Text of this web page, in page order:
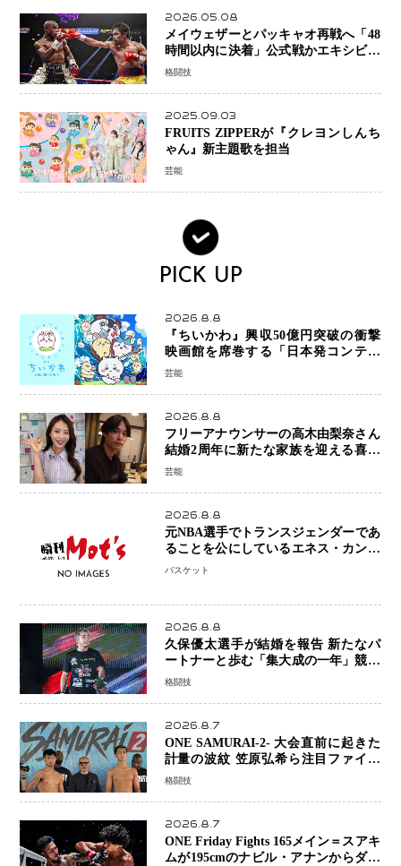
2026.05.08
メイウェザーとパッキャオ再戦へ「48
時間以内に決着」公式戦かエキシビシ
ョンか混迷続く
格闘技
2025.09.03
FRUITS ZIPPERが『クレヨンしんち
ゃん』新主題歌を担当
芸能
PICK UP
2026.8.8
『ちいかわ』興収50億円突破の衝撃
映画館を席巻する「日本発コンテン
ツ」の強さ スパイダーマン、モアナ
芸能
2026.8.8
フリーアナウンサーの高木由梨奈さん
結婚2周年に新たな家族を迎える喜び
を報告 夫・岸田タツヤさんと連名
芸能
2026.8.8
元NBA選手でトランスジェンダーであ
ることを公にしているエネス・カンタ
ーがWNBAドラフト参戦を表明「参加
バスケット
2026.8.8
久保優太選手が結婚を報告 新たなパ
ートナーと歩む「集大成の一年」競技
生活を支える存在に感謝
格闘技
2026.8.7
ONE SAMURAI-2- 大会直前に起きた
計量の波紋 笠原弘希ら注目ファイタ
ーは契約体重で決戦へ、山本歩夢と平
格闘技
2026.8.7
ONE Friday Fights 165メイン＝スアキ
ムが195cmのナビル・アナンからダウ